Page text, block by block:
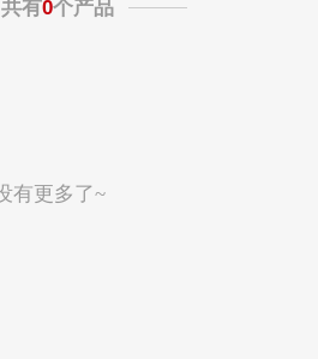
共有0个产品
有更多了~